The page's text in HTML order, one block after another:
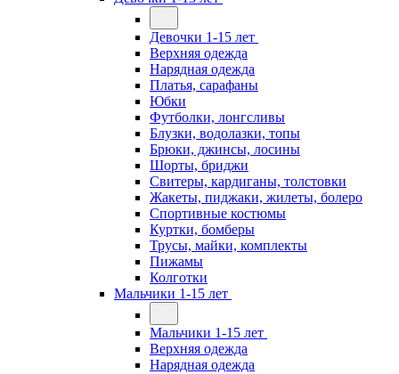
Девочки 1-15 лет
Верхняя одежда
Нарядная одежда
Платья, сарафаны
Юбки
Футболки, лонгсливы
Блузки, водолазки, топы
Брюки, джинсы, лосины
Шорты, бриджи
Свитеры, кардиганы, толстовки
Жакеты, пиджаки, жилеты, болеро
Спортивные костюмы
Куртки, бомберы
Трусы, майки, комплекты
Пижамы
Колготки
Мальчики 1-15 лет
Мальчики 1-15 лет
Верхняя одежда
Нарядная одежда